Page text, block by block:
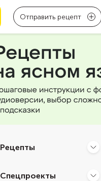
Отправить рецепт
Рецепты
Спецпроекты